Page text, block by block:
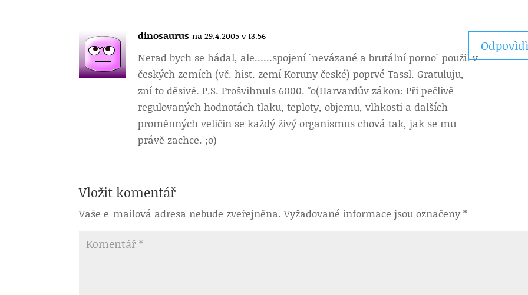
dinosaurus na 29.4.2005 v 13.56
Nerad bych se hádal, ale……spojení "nevázané a brutální porno" použil v
českých zemích (vč. hist. zemí Koruny české) poprvé Tassl. Gratuluju,
zní to děsivě. P.S. Prošvihnuls 6000. °o(Harvardův zákon: Při pečlivě
regulovaných hodnotách tlaku, teploty, objemu, vlhkosti a dalších
proměnných veličin se každý živý organismus chová tak, jak se mu
právě zachce. ;o)
Vložit komentář
Vaše e-mailová adresa nebude zveřejněna. Vyžadované informace jsou označeny*